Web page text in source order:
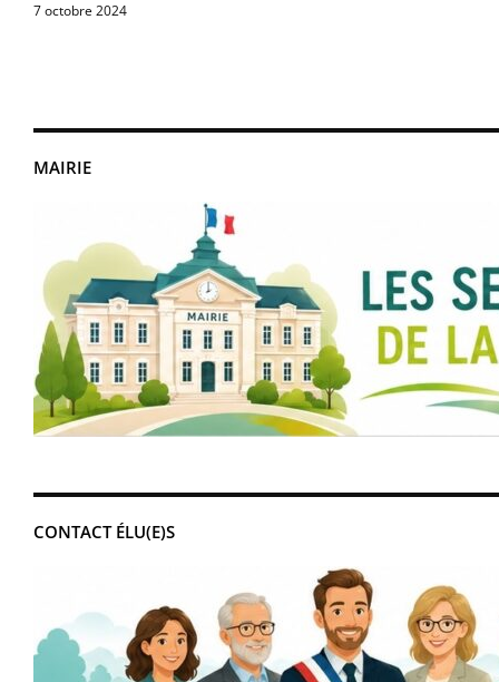
MAIRIE
CONTACT ÉLU(E)S
7 octobre 2024